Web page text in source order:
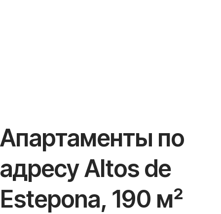
Апартаменты по
адресу Altos de
Estepona, 190 м²